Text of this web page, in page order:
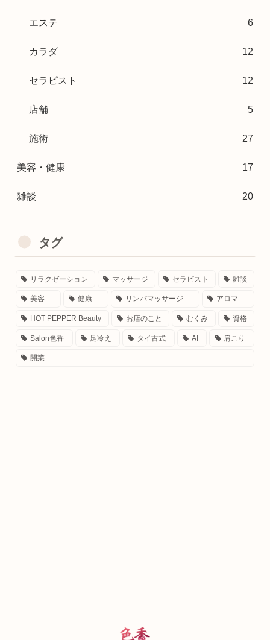
エステ 6
カラダ 12
セラピスト 12
店舗 5
施術 27
美容・健康 17
雑談 20
タグ
リラクゼーション マッサージ セラピスト 雑談
美容 健康 リンパマッサージ アロマ
HOT PEPPER Beauty お店のこと むくみ 資格
Salon色香 足冷え タイ古式 AI 肩こり
開業